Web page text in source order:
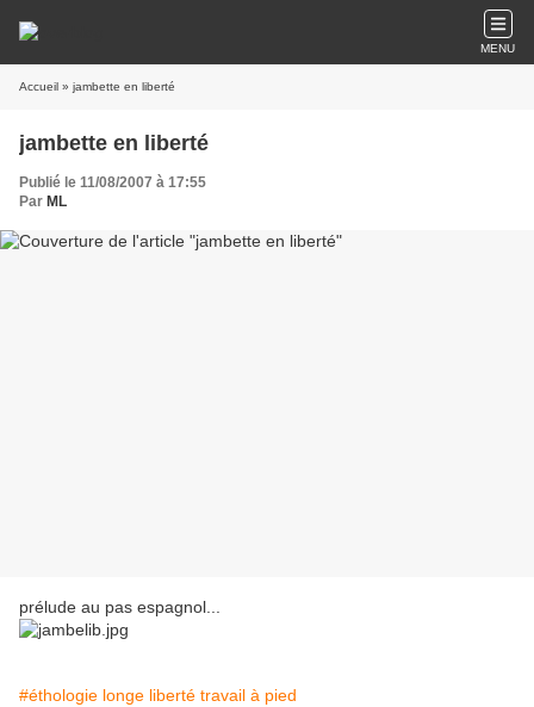
MENU
Accueil » jambette en liberté
jambette en liberté
Publié le 11/08/2007 à 17:55
Par ML
prélude au pas espagnol...
#éthologie longe liberté travail à pied